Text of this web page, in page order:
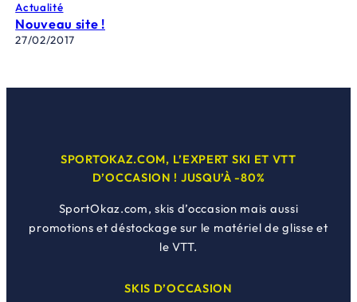
Actualité
Nouveau site !
27/02/2017
SPORTOKAZ.COM, L’EXPERT SKI ET VTT
D’OCCASION ! JUSQU’À -80%
SportOkaz.com, skis d’occasion mais aussi
promotions et déstockage sur le matériel de glisse et
le VTT.
SKIS D’OCCASION